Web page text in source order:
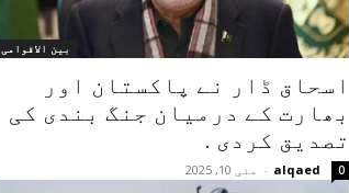
بین الاقوامی
اسحاق ڈار نے پاکستان اور
بھارت کے درمیان جنگ بندی کی
تصدیق کردی .
alqaed
- مئی 10, 2025 0